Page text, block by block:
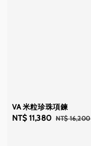
VA 米粒珍珠項鍊
Sale
NT$ 11,380 Regular
NT$ 16,200